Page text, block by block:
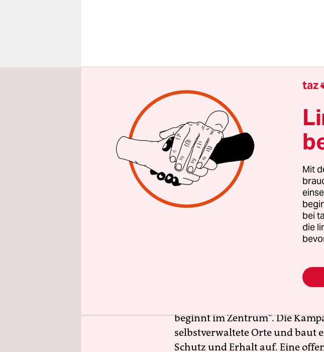
Eine Stellungnahme vom
nicht vor. Italienischen
Angebot an Haselnüssen den
Welternährungsorganisation
Produzent und Exporteur von
Die Engagierten stärken
Der drohende Erfolg der AfD
Gerade jetzt braucht es
allem mit den Menschen, die
beginnt im Zentrum". Die
selbstverwaltete Orte und baut
Schutz und Erhalt auf. Eine
taz
Mit
bei
die